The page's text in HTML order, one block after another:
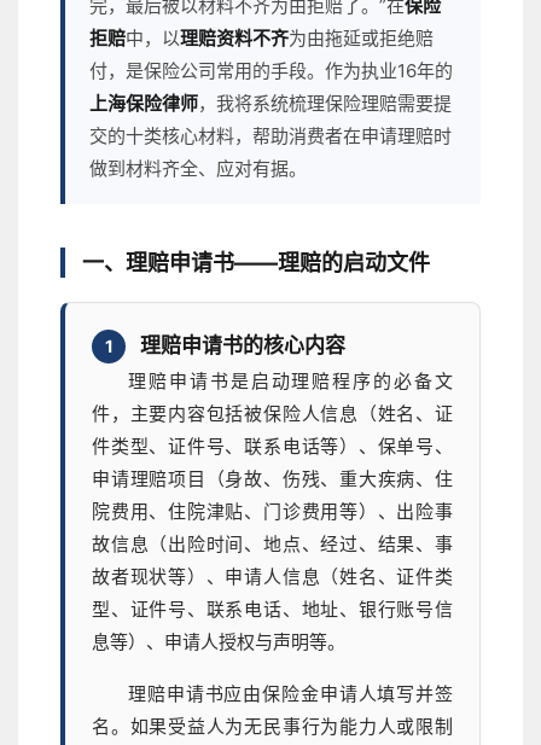
完，最后被以材料不齐为由拒赔了。”在保险
拒赔中，以理赔资料不齐为由拖延或拒绝赔
付，是保险公司常用的手段。作为执业16年的
上海保险律师，我将系统梳理保险理赔需要提
交的十类核心材料，帮助消费者在申请理赔时
做到材料齐全、应对有据。
一、理赔申请书——理赔的启动文件
1 理赔申请书的核心内容
理赔申请书是启动理赔程序的必备文
件，主要内容包括被保险人信息（姓名、证
件类型、证件号、联系电话等）、保单号、
申请理赔项目（身故、伤残、重大疾病、住
院费用、住院津贴、门诊费用等）、出险事
故信息（出险时间、地点、经过、结果、事
故者现状等）、申请人信息（姓名、证件类
型、证件号、联系电话、地址、银行账号信
息等）、申请人授权与声明等。
理赔申请书应由保险金申请人填写并签
名。如果受益人为无民事行为能力人或限制